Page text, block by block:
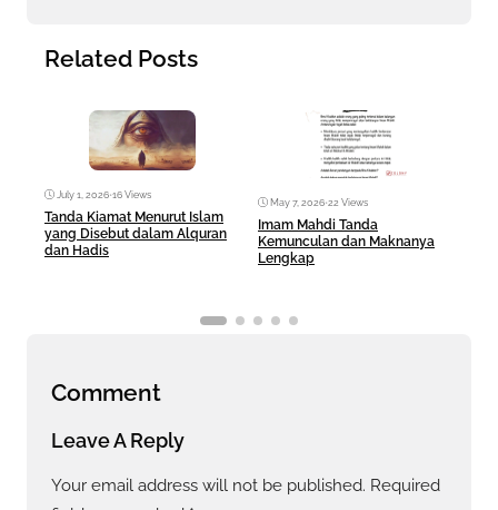
Related Posts
July 1, 2026•16 Views
Tanda Kiamat Menurut Islam
yang Disebut dalam Alquran
dan Hadis
May 7, 2026•22 Views
Imam Mahdi Tanda
Kemunculan dan Maknanya
Lengkap
Comment
Leave A Reply
Your email address will not be published. Required